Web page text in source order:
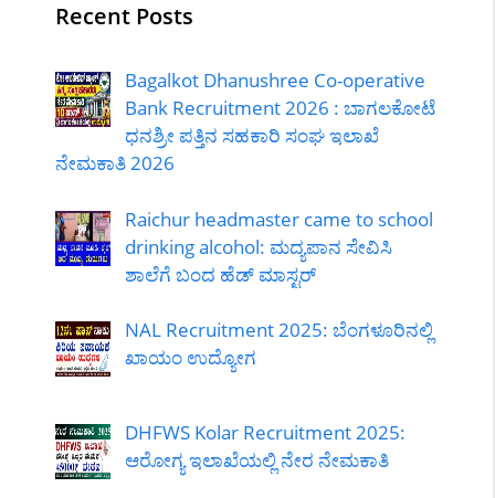
Recent Posts
Bagalkot Dhanushree Co-operative
Bank Recruitment 2026 : ಬಾಗಲಕೋಟೆ
ಧನಶ್ರೀ ಪತ್ತಿನ ಸಹಕಾರಿ ಸಂಘ ಇಲಾಖೆ
ನೇಮಕಾತಿ 2026
Raichur headmaster came to school
drinking alcohol: ಮದ್ಯಪಾನ ಸೇವಿಸಿ
ಶಾಲೆಗೆ ಬಂದ ಹೆಡ್ ಮಾಸ್ಟರ್
NAL Recruitment 2025: ಬೆಂಗಳೂರಿನಲ್ಲಿ
ಖಾಯಂ ಉದ್ಯೋಗ
DHFWS Kolar Recruitment 2025:
ಆರೋಗ್ಯ ಇಲಾಖೆಯಲ್ಲಿ ನೇರ ನೇಮಕಾತಿ